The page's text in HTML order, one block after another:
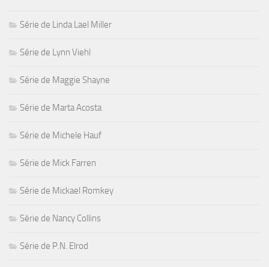
Série de Linda Lael Miller
Série de Lynn Viehl
Série de Maggie Shayne
Série de Marta Acosta
Série de Michele Hauf
Série de Mick Farren
Série de Mickael Romkey
Série de Nancy Collins
Série de P.N. Elrod